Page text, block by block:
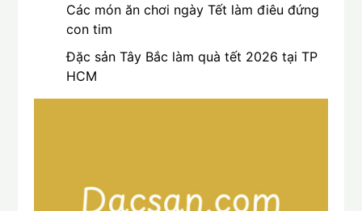
Các món ăn chơi ngày Tết làm điêu đứng
con tim
Đặc sản Tây Bắc làm quà tết 2026 tại TP
HCM